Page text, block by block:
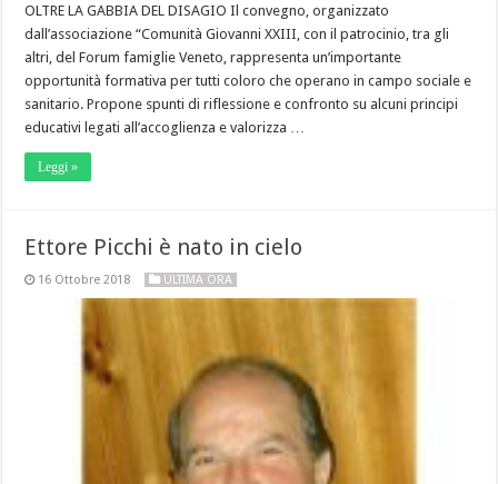
OLTRE LA GABBIA DEL DISAGIO Il convegno, organizzato
dall’associazione “Comunità Giovanni XXIII, con il patrocinio, tra gli
altri, del Forum famiglie Veneto, rappresenta un’importante
opportunità formativa per tutti coloro che operano in campo sociale e
sanitario. Propone spunti di riflessione e confronto su alcuni principi
educativi legati all’accoglienza e valorizza …
Leggi »
Ettore Picchi è nato in cielo
16 Ottobre 2018 ULTIMA ORA